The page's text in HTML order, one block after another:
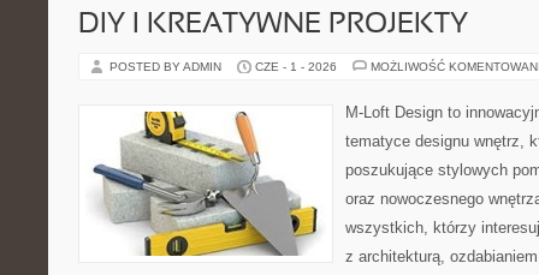
DIY I KREATYWNE PROJEKTY
POSTED BY ADMIN CZE - 1 - 2026 MOŻLIWOŚĆ
M-Loft Design to
tematyce designu wnętrz,
poszukujące stylowych
oraz nowoczesnego
wszystkich, którzy
z architekturą,